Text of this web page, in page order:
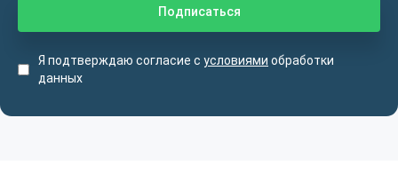
Я подтверждаю согласие с условиями обработки
данных